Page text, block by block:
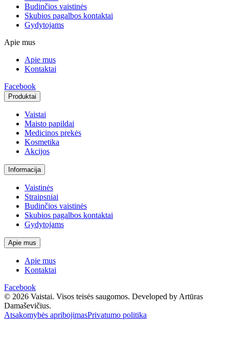
Budinčios vaistinės
Skubios pagalbos kontaktai
Gydytojams
Apie mus
Apie mus
Kontaktai
Facebook
Produktai
Vaistai
Maisto papildai
Medicinos prekės
Kosmetika
Akcijos
Informacija
Vaistinės
Straipsniai
Budinčios vaistinės
Skubios pagalbos kontaktai
Gydytojams
Apie mus
Apie mus
Kontaktai
Facebook
© 2026 Vaistai. Visos teisės saugomos. Developed by Artūras
Damaševičius.
Atsakomybės apribojimasPrivatumo politika